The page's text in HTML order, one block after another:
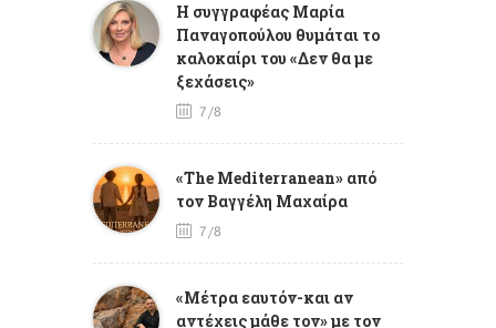
Η συγγραφέας Μαρία
Παναγοπούλου θυμάται το
καλοκαίρι του «Δεν θα με
ξεχάσεις»
7/8
«The Mediterranean» από
τον Βαγγέλη Μαχαίρα
7/8
«Μέτρα εαυτόν-και αν
αντέχεις μάθε τον» με τον